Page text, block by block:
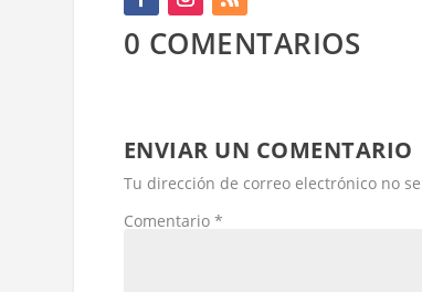
0 COMENTARIOS
ENVIAR UN COMENTARIO
Tu dirección de correo electrónico no
Comentario *